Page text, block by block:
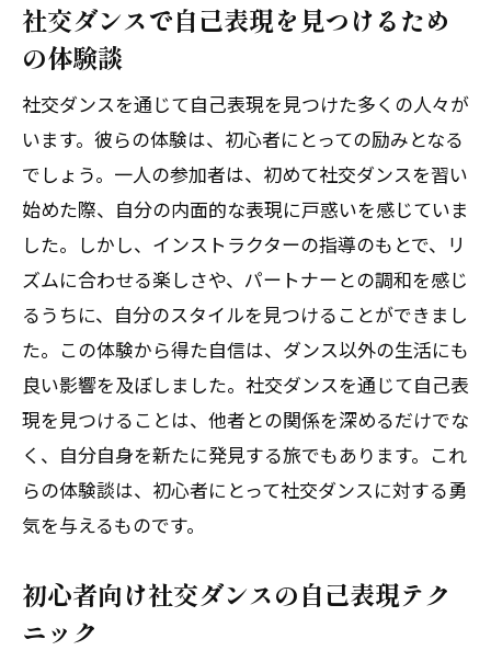
社交ダンスで自己表現を見つけるため
の体験談
社交ダンスを通じて自己表現を見つけた多くの人々が
います。彼らの体験は、初心者にとっての励みとなる
でしょう。一人の参加者は、初めて社交ダンスを習い
始めた際、自分の内面的な表現に戸惑いを感じていま
した。しかし、インストラクターの指導のもとで、リ
ズムに合わせる楽しさや、パートナーとの調和を感じ
るうちに、自分のスタイルを見つけることができまし
た。この体験から得た自信は、ダンス以外の生活にも
良い影響を及ぼしました。社交ダンスを通じて自己表
現を見つけることは、他者との関係を深めるだけでな
く、自分自身を新たに発見する旅でもあります。これ
らの体験談は、初心者にとって社交ダンスに対する勇
気を与えるものです。
初心者向け社交ダンスの自己表現テク
ニック